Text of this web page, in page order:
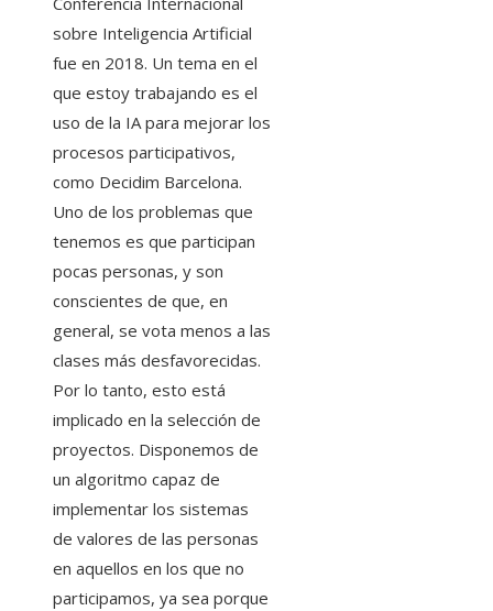
sobre Inteligencia Artificial
fue en 2018. Un tema en el
que estoy trabajando es el
uso de la IA para mejorar los
procesos participativos,
como Decidim Barcelona.
Uno de los problemas que
tenemos es que participan
pocas personas, y son
conscientes de que, en
general, se vota menos a las
clases más desfavorecidas.
Por lo tanto, esto está
implicado en la selección de
proyectos. Disponemos de
un algoritmo capaz de
implementar los sistemas
de valores de las personas
en aquellos en los que no
participamos, ya sea porque